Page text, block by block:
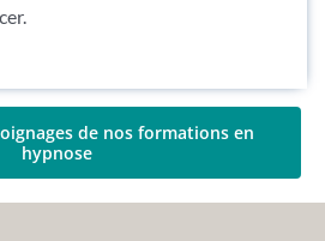
de nos formations en
hypnose